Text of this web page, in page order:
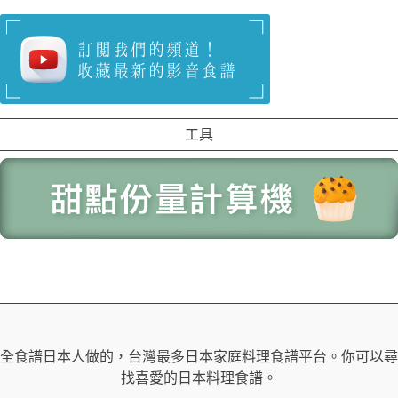
工具
全食譜日本人做的，台灣最多日本家庭料理食譜平台。你可以尋
找喜愛的日本料理食譜。